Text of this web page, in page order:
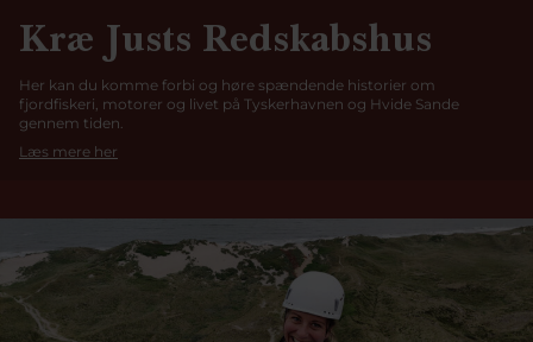
Kræ Justs Redskabshus
Her kan du komme forbi og høre spændende historier om
fjordfiskeri, motorer og livet på Tyskerhavnen og Hvide Sande
gennem tiden.
Læs mere her